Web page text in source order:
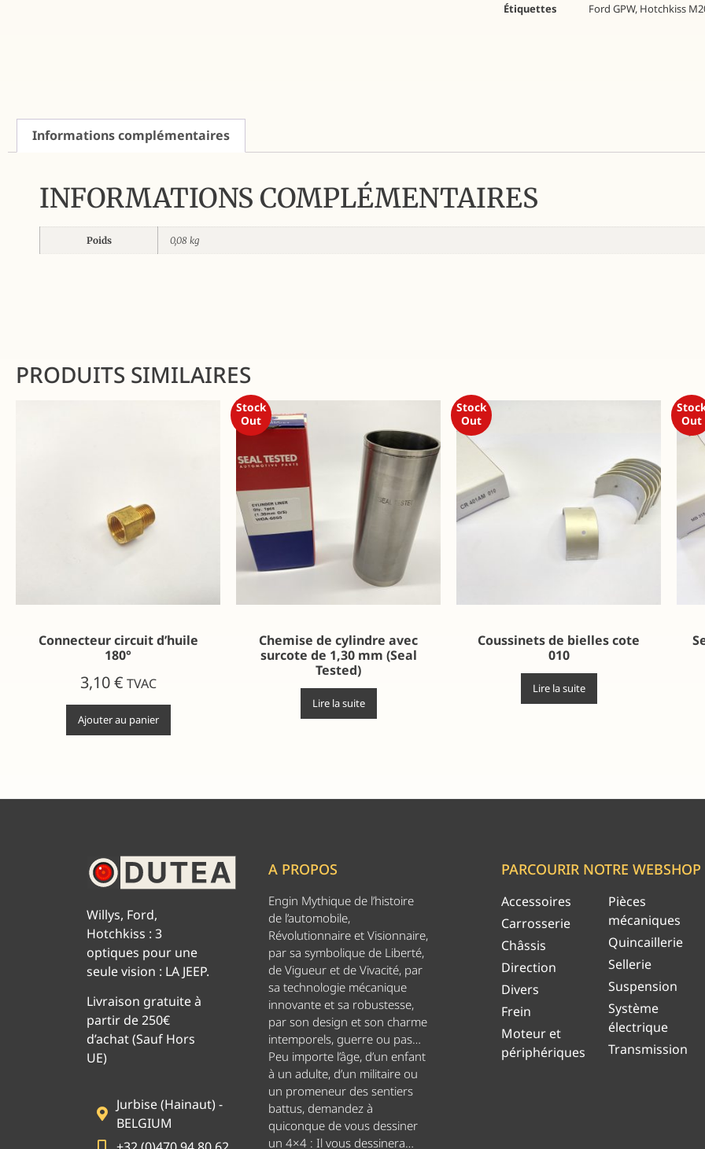
Étiquettes
Ford GPW, Hotchkiss
Informations complémentaires
INFORMATIONS COMPLÉMENTAIRES
Poids 0,08 kg
PRODUITS SIMILAIRES
Connecteur circuit d’huile
180°
3,10€ TVAC
Ajouter au panier
Stock
Out
Chemise de cylindre avec
surcote de 1,30 mm (Seal
Tested)
Lire la suite
Stock
Out
Coussinets de bielles cote
010
Lire la suite
Out
Willys, Ford,
Hotchkiss : 3
optiques pour une
seule vision : LA JEEP.
Livraison gratuite à
partir de 250€
d’achat (Sauf Hors
UE)
Jurbise (Hainaut) -
BELGIUM
A PROPOS
Engin Mythique de l’histoire
de l’automobile,
Révolutionnaire et Visionnaire,
par sa symbolique de Liberté,
de Vigueur et de Vivacité, par
sa technologie mécanique
innovante et sa robustesse,
par son design et son charme
intemporels, guerre ou pas…
Peu importe l’âge, d’un enfant
à un adulte, d’un militaire ou
un promeneur des sentiers
battus, demandez à
quiconque de vous dessiner
un 4×4 : Il vous dessinera…
PARCOURIR NOTRE WEBSHOP
Accessoires
Carrosserie
Châssis
Direction
Divers
Frein
Moteur et
périphériques
Pièces
mécaniques
Quincaillerie
Sellerie
Suspension
Système
électrique
Transmission